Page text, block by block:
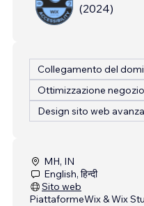
(2024)
Collegamento del
Ottimizzazione negozio
Design sito web
MH, IN
English, हिन्दी
Sito web
PiattaformeWix & Wix